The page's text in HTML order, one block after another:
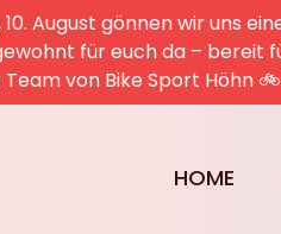
August gönnen wir uns
für euch da –
von Bike Sport Höhn
HOME